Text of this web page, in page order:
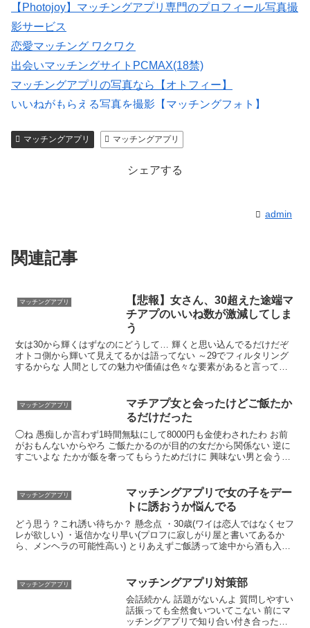
【Photojoy】マッチングアプリ専門のプロフィール写真撮
影サービス
恋愛マッチング ワクワク
出会いマッチングサイトPCMAX(18禁)
マッチングアプリの写真なら【オトフィー】
いいねがもらえる写真を撮影【マッチングフォト】
会員数は国内最大級の180万人を突破！【paters】
マッチングアプリ マッチングアプリ
シェアする
admin
関連記事
マッチングアプリ
【悲報】女さん、30超えた途端マ
チアプのいいね数が激減してしま
う
女は30から輝くはずなのにどうして… 輝くと思い込んでるだけだぞ
オトコ側から輝いて見えてるかは語ってない ～29でフィルタリング
するからな 人間としての魅力や価値は色々な要素があると言っても
マッチングアプリ
マチアプ女と会ったけどご飯たか
るだけだった
◯ね 愚痴しか言わず1時間無駄にして8000円も金使わされたわ お前
がおもんないからやろ ご飯たかるのが目的の女だから関係ない 逆に
すごいよな たかが飯を奢ってもらうためだけに 興味ない男と会うっ
マッチングアプリ
マッチングアプリで女の子をデー
トに誘おうか悩んでる
どう思う？これ誘い待ちか？ 懸念点 ・30歳(ワイは恋人ではなくセフ
レが欲しい) ・返信かなり早い(プロフに寂しがり屋と書いてあるか
ら、メンヘラの可能性高い) とりあえずご飯誘って途中から酒も入れ
マッチングアプリ マッチングアプリ対策部
会話続かん 話題がないんよ 質問しやすい
話振っても全然食いついてこない 前にマ
ッチングアプリで知り合い付き合った子